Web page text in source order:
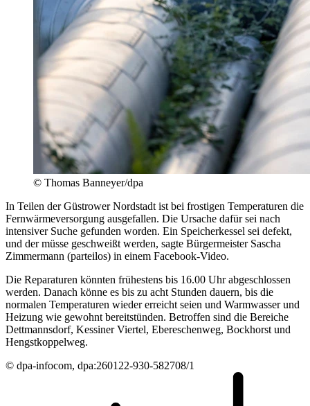
© Thomas Banneyer/dpa
In Teilen der Güstrower Nordstadt ist bei frostigen Temperaturen die
Fernwärmeversorgung ausgefallen. Die Ursache dafür sei nach
intensiver Suche gefunden worden. Ein Speicherkessel sei defekt,
und der müsse geschweißt werden, sagte Bürgermeister Sascha
Zimmermann (parteilos) in einem Facebook-Video.
Die Reparaturen könnten frühestens bis 16.00 Uhr abgeschlossen
werden. Danach könne es bis zu acht Stunden dauern, bis die
normalen Temperaturen wieder erreicht seien und Warmwasser und
Heizung wie gewohnt bereitstünden. Betroffen sind die Bereiche
Dettmannsdorf, Kessiner Viertel, Ebereschenweg, Bockhorst und
Hengstkoppelweg.
© dpa-infocom, dpa:260122-930-582708/1